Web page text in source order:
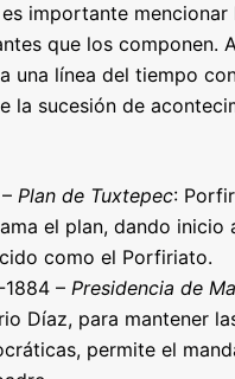
es importante mencionar
que los componen.
una línea del tiempo
la sucesión de
Plan de Tuxtepec:
el plan, dando inicio
como el Porfiriato.
1884 – Presidencia de
Díaz, para mantener
permite el